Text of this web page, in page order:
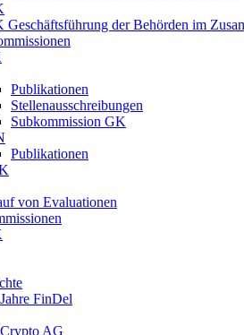
Geschäftsführung der Behörden im
Publikationen
Stellenausschreibungen
Subkommission GK
Publikationen
von Evaluationen
FinDel
AG